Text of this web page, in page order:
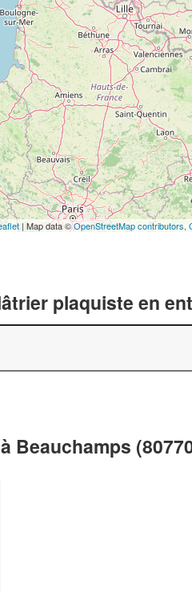
| Map data ©OpenStreetMap contributors,
plaquiste en
Beauchamps